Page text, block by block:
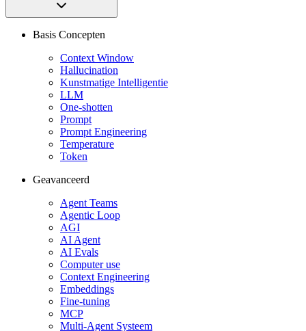
Basis Concepten
Context Window
Hallucination
Kunstmatige Intelligentie
LLM
One-shotten
Prompt
Prompt Engineering
Temperature
Token
Geavanceerd
Agent Teams
Agentic Loop
AGI
AI Agent
AI Evals
Computer use
Context Engineering
Embeddings
Fine-tuning
MCP
Multi-Agent Systeem